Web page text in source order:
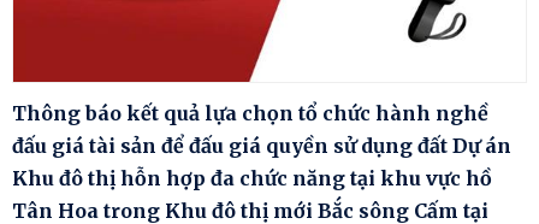
Thông báo kết quả lựa chọn tổ chức hành nghề
đấu giá tài sản để đấu giá quyền sử dụng đất Dự án
Khu đô thị hỗn hợp đa chức năng tại khu vực hồ
Tân Hoa trong Khu đô thị mới Bắc sông Cấm tại